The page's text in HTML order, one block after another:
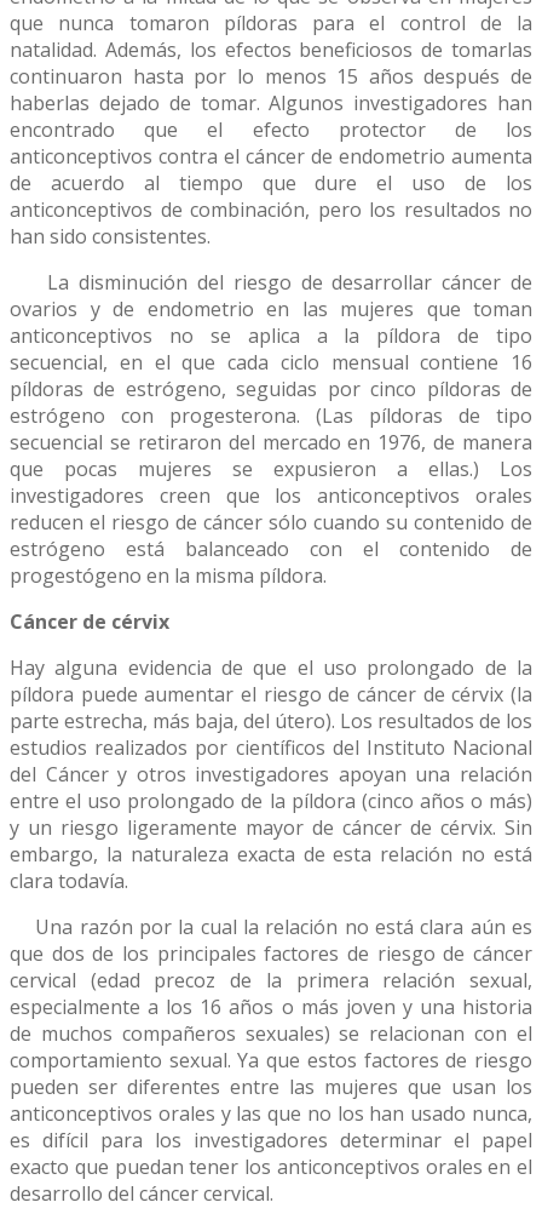
que nunca tomaron píldoras para el control de la
natalidad. Además, los efectos beneficiosos de tomarlas
continuaron hasta por lo menos 15 años después de
haberlas dejado de tomar. Algunos investigadores han
encontrado que el efecto protector de los
anticonceptivos contra el cáncer de endometrio aumenta
de acuerdo al tiempo que dure el uso de los
anticonceptivos de combinación, pero los resultados no
han sido consistentes.
La disminución del riesgo de desarrollar cáncer de
ovarios y de endometrio en las mujeres que toman
anticonceptivos no se aplica a la píldora de tipo
secuencial, en el que cada ciclo mensual contiene 16
píldoras de estrógeno, seguidas por cinco píldoras de
estrógeno con progesterona. (Las píldoras de tipo
secuencial se retiraron del mercado en 1976, de manera
que pocas mujeres se expusieron a ellas.) Los
investigadores creen que los anticonceptivos orales
reducen el riesgo de cáncer sólo cuando su contenido de
estrógeno está balanceado con el contenido de
progestógeno en la misma píldora.
Cáncer de cérvix
Hay alguna evidencia de que el uso prolongado de la
píldora puede aumentar el riesgo de cáncer de cérvix (la
parte estrecha, más baja, del útero). Los resultados de los
estudios realizados por científicos del Instituto Nacional
del Cáncer y otros investigadores apoyan una relación
entre el uso prolongado de la píldora (cinco años o más)
y un riesgo ligeramente mayor de cáncer de cérvix. Sin
embargo, la naturaleza exacta de esta relación no está
clara todavía.
Una razón por la cual la relación no está clara aún es
que dos de los principales factores de riesgo de cáncer
cervical (edad precoz de la primera relación sexual,
especialmente a los 16 años o más joven y una historia
de muchos compañeros sexuales) se relacionan con el
comportamiento sexual. Ya que estos factores de riesgo
pueden ser diferentes entre las mujeres que usan los
anticonceptivos orales y las que no los han usado nunca,
es difícil para los investigadores determinar el papel
exacto que puedan tener los anticonceptivos orales en el
desarrollo del cáncer cervical.